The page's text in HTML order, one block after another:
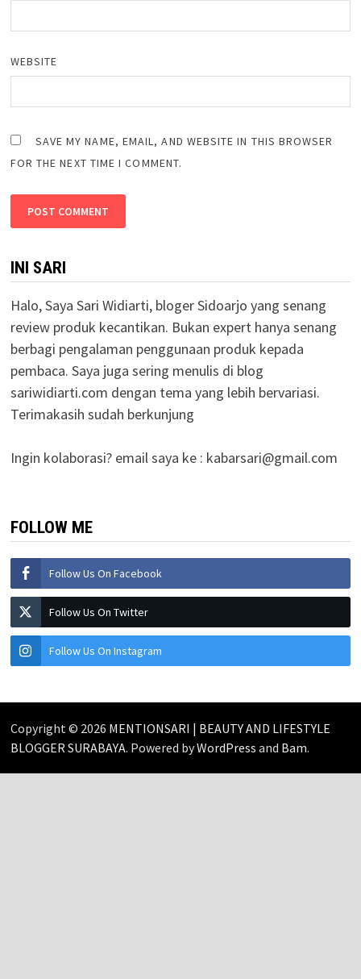
WEBSITE
SAVE MY NAME, EMAIL, AND WEBSITE IN THIS BROWSER
FOR THE NEXT TIME I COMMENT.
INI SARI
Halo, Saya Sari Widiarti, bloger Sidoarjo yang senang
review produk kecantikan. Bukan expert hanya senang
berbagi pengalaman penggunaan produk kepada
pembaca. Saya juga sering menulis di blog
sariwidiarti.com dengan tema yang lebih bervariasi.
Terimakasih sudah berkunjung
Ingin kolaborasi? email saya ke : kabarsari@gmail.com
FOLLOW ME
Follow Us On Facebook
Follow Us On Twitter
Follow Us On Instagram
Copyright © 2026 MENTIONSARI | BEAUTY AND LIFESTYLE
BLOGGER SURABAYA. Powered byWordPress and Bam.